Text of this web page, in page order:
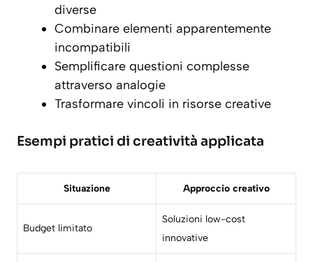
diverse
Combinare elementi apparentemente
incompatibili
Semplificare questioni complesse
attraverso analogie
Trasformare vincoli in risorse creative
Esempi pratici di creatività applicata
Situazione Approccio creativo
Budget limitato
Soluzioni low-cost
innovative